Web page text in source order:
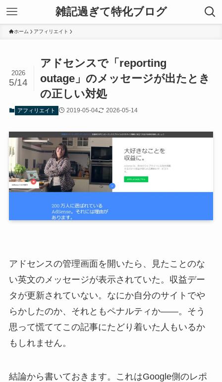
雑記過ぎて特化ブログ
ホーム アフィリエイト
アドセンスで「reporting
outage」のメッセージが出たとき
の正しい対処
2026
5/14
アフィリエイト 2019-05-04 2026-05-14
アドセンスの管理画面を開いたら、見たことのな
い英文のメッセージが表示されていた。収益デー
タが更新されていない。なにか自分のサイトでや
らかしたのか、それともペナルティか――。そう
思って慌ててこの記事にたどり着いた人もいるか
もしれません。
結論から書いておきます。これはGoogle側のレポ